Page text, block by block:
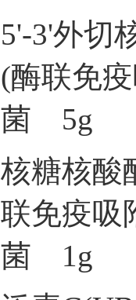
5'-3'外切
(酶联免
菌 5g
核糖核酸
联免疫
菌 1g